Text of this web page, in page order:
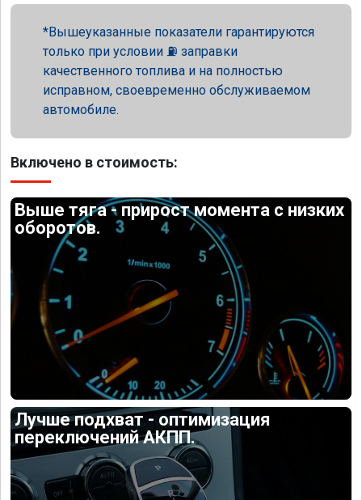
Вышеуказанные показатели гарантируются
только при условии ⛽ заправки
качественного топлива и на полностью
исправном, своевременно обслуживаемом
автомобиле.
Включено в стоимость:
Выше тяга - прирост момента с низких
оборотов.
Лучше подхват - оптимизация
переключений АКПП.